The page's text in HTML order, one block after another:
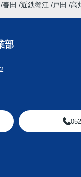
春田 近鉄蟹江 戸田 高
部